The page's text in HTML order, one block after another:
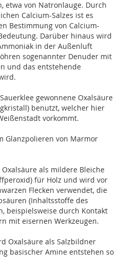
etwa von Natronlauge. Durch
Calcium-Salzes ist es
Bestimmung von Calcium-
Darüber hinaus wird
in der Außenluft
sogenannter Denuder mit
und das entstehende
gewonnene Oxalsäure
benutzt, welcher hier
vorkommt.
Glanzpolieren von Marmor
als mildere Bleiche
für Holz und wird vor
Flecken verwendet, die
(Inhaltsstoffe des
beispielsweise durch Kontakt
mit eisernen Werkzeugen.
Oxalsäure als Salzbildner
basischer Amine entstehen so